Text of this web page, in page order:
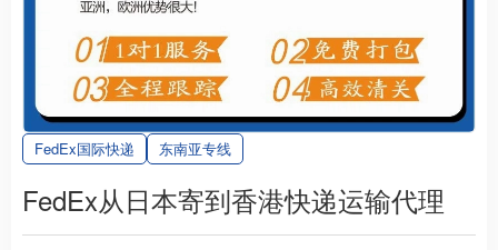
FedEx国际快递 东南亚专线
FedEx从日本寄到香港快递运输代理